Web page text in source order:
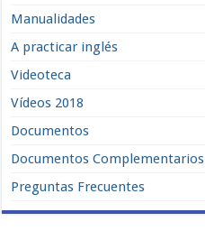
Manualidades
A practicar inglés
Videoteca
Vídeos 2018
Documentos
Documentos Complementarios
Preguntas Frecuentes